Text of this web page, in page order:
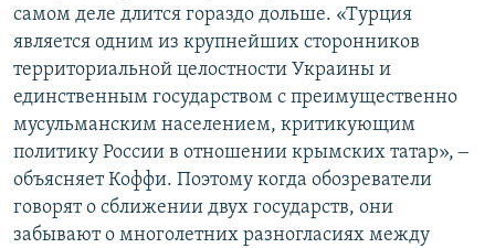
самом деле длится гораздо дольше. «Турция
является одним из крупнейших сторонников
территориальной целостности Украины и
единственным государством с преимущественно
мусульманским населением, критикующим
политику России в отношении крымских татар», ‒
объясняет Коффи. Поэтому когда обозреватели
говорят о сближении двух государств, они
забывают о многолетних разногласиях между